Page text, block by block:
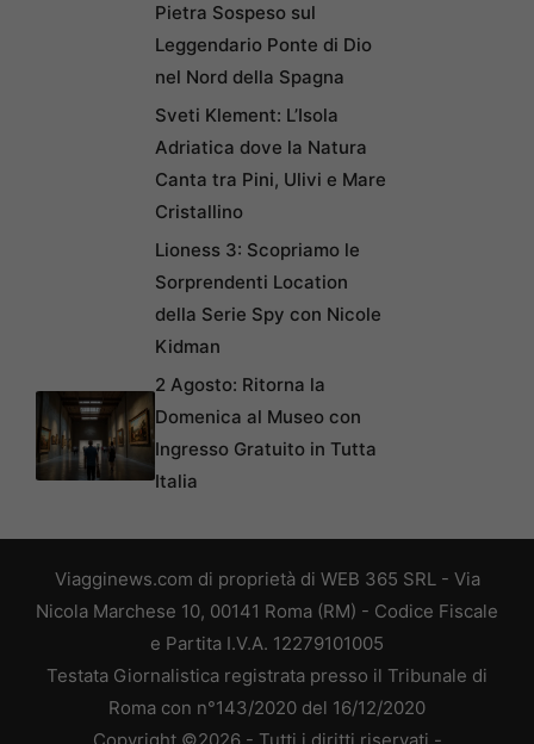
Pietra Sospeso sul
Leggendario Ponte di Dio
nel Nord della Spagna
Sveti Klement: L’Isola
Adriatica dove la Natura
Canta tra Pini, Ulivi e Mare
Cristallino
Lioness 3: Scopriamo le
Sorprendenti Location
della Serie Spy con Nicole
Kidman
2 Agosto: Ritorna la
Domenica al Museo con
Ingresso Gratuito in Tutta
Italia
Viagginews.com di proprietà di WEB 365 SRL - Via
Nicola Marchese 10, 00141 Roma (RM) - Codice Fiscale
e Partita I.V.A. 12279101005
Testata Giornalistica registrata presso il Tribunale di
Roma con n°143/2020 del 16/12/2020